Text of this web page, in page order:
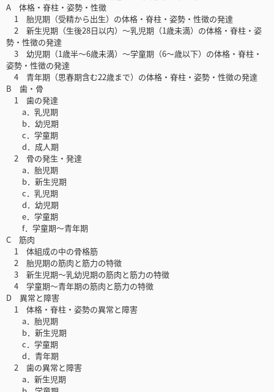
A 体格・脊柱・姿勢・性徴
1 胎児期（受精から出生）の体格・脊柱・姿勢・性徴の発達
2 新生児期（生後28日以内）～乳児期（1歳未満）の体格・脊柱・姿
勢・性徴の発達
3 幼児期（1歳半～6歳未満）～学童期（6～歳以下）の体格・脊柱・
姿勢・性徴の発達
4 青年期（思春期含む22歳まで）の体格・脊柱・姿勢・性徴の発達
B 歯・骨
1 歯の発達
a．乳児期
b．幼児期
c．学童期
d．成人期
2 骨の発生・発達
a．胎児期
b．新生児期
c．乳児期
d．幼児期
e．学童期
f．学童期～青年期
C 筋肉
1 体組成の中の骨格筋
2 胎児期の筋肉と筋力の特徴
3 新生児期～乳幼児期の筋肉と筋力の特徴
4 学童期～青年期の筋肉と筋力の特徴
D 異常と障害
1 体格・脊柱・姿勢の異常と障害
a．胎児期
b．新生児期
c．学童期
d．青年期
2 歯の異常と障害
a．新生児期